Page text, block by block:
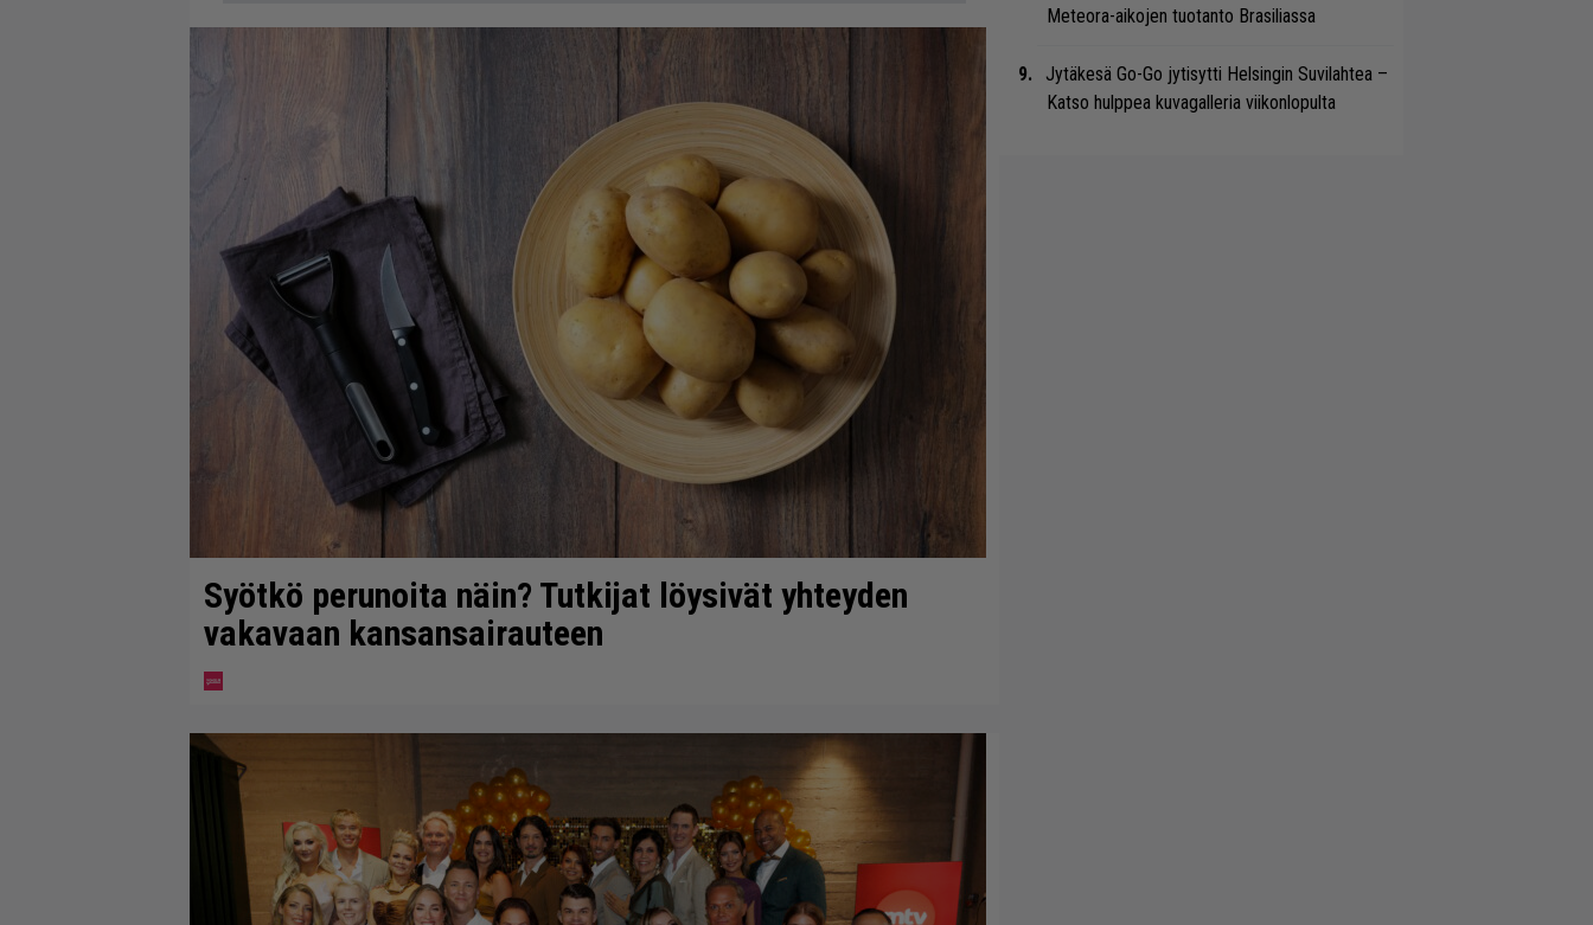
Syötkö perunoita näin? Tutkijat löysivät yhteyden
vakavaan kansansairauteen
Meteora-aikojen tuotanto Brasiliassa
Jytäkesä Go-Go jytisytti Helsingin Suvilahtea –
Katso hulppea kuvagalleria viikonlopulta